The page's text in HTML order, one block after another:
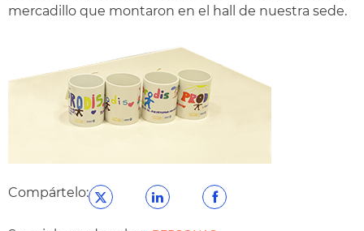
mercadillo que montaron en el hall de nuestra sede.
Compártelo: